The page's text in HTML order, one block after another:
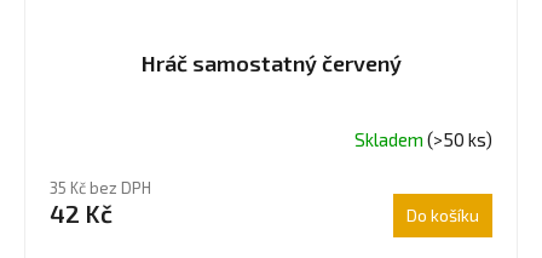
Hráč samostatný červený
produktu
je
Skladem(>50 ks)
35 Kč bez DPH
42 Kč Do košíku